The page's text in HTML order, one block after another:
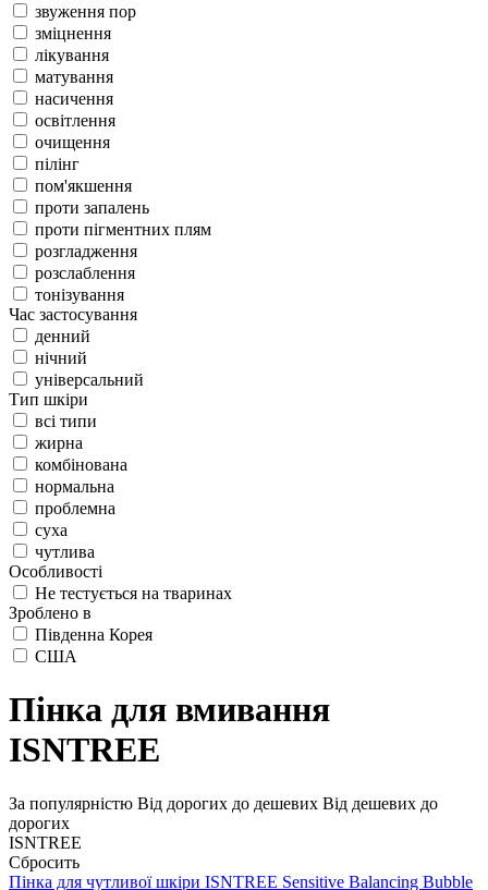
звуження пор
зміцнення
лікування
матування
насичення
освітлення
очищення
пілінг
пом'якшення
проти запалень
проти пігментних плям
розгладження
розслаблення
тонізування
Час застосування
денний
нічний
універсальний
Тип шкіри
всі типи
жирна
комбінована
нормальна
проблемна
суха
чутлива
Особливості
Не тестується на тваринах
Зроблено в
Південна Корея
США
Пінка для вмивання
ISNTREE
За популярністю Від дорогих до дешевих Від дешевих до
дорогих
ISNTREE
Сбросить
Пінка для чутливої шкіри ISNTREE Sensitive Balancing Bubble